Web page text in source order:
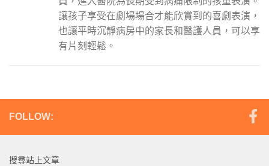
讓孩子享受在劇場場合才能欣賞到的喜劇表演，
也讓平時沉靜病房中的家長和醫護人員，可以享
有片刻輕鬆。
FOLLOW:
搜尋站上文章